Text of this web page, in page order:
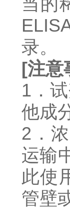
录。
[注意
1．
他成
2．
运输
此使
管壁